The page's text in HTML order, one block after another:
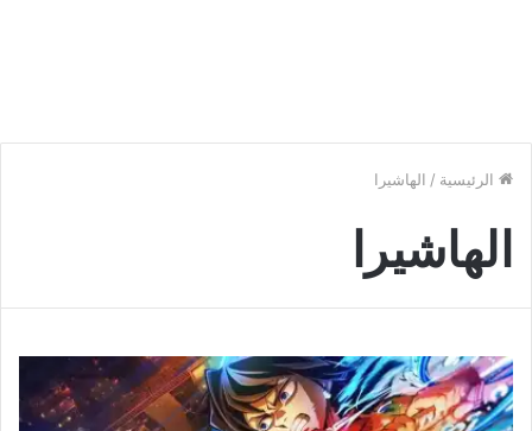
الرئيسية / الهاشيرا
الهاشيرا